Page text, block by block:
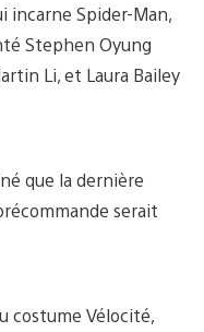
incarne Spider-Man,
Stephen Oyung
Li, et Laura Bailey
que la dernière
serait
costume Vélocité,